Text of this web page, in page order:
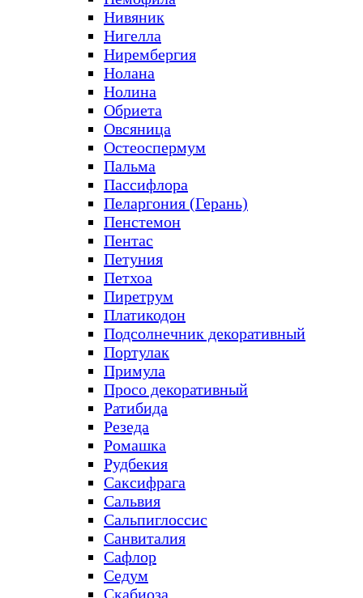
Нивяник
Нигелла
Нирембергия
Нолана
Нолина
Обриета
Овсяница
Остеоспермум
Пальма
Пассифлора
Пеларгония (Герань)
Пенстемон
Пентас
Петуния
Петхоа
Пиретрум
Платикодон
Подсолнечник декоративный
Портулак
Примула
Просо декоративный
Ратибида
Резеда
Ромашка
Рудбекия
Саксифрага
Сальвия
Сальпиглоссис
Санвиталия
Сафлор
Седум
Скабиоза